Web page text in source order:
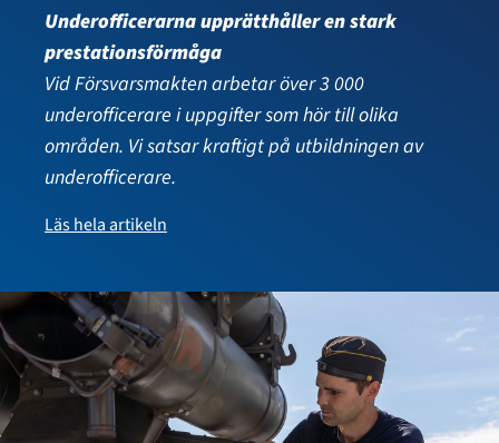
Specialofficerarna är högskoleutbildade
sakkunniga
Vid Försvarsmakten arbetar cirka 800
specialofficerare. De innehar militära tjänster och
är diplomingenjörer, ingenjörer, läkare, präster
eller kapellmästare till utbildningen.
Läs hela artikeln